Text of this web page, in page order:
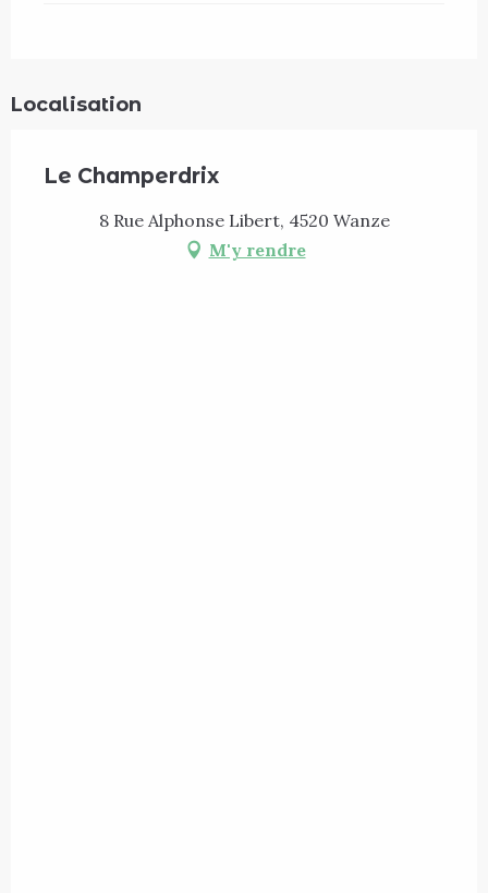
Localisation
Le Champerdrix
8 Rue Alphonse Libert, 4520 Wanze
M'y rendre